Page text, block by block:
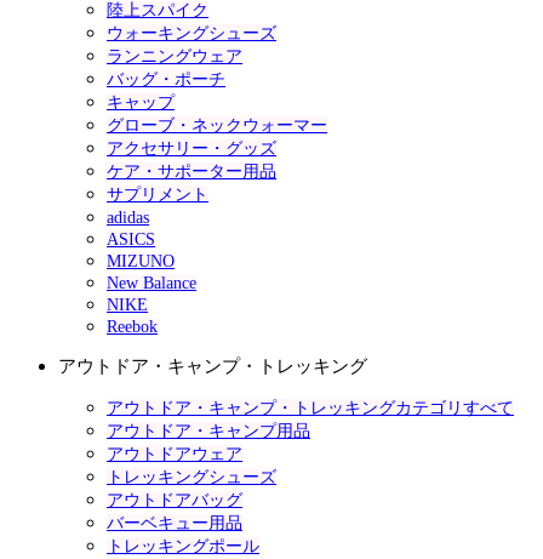
陸上スパイク
ウォーキングシューズ
ランニングウェア
バッグ・ポーチ
キャップ
グローブ・ネックウォーマー
アクセサリー・グッズ
ケア・サポーター用品
サプリメント
adidas
ASICS
MIZUNO
New Balance
NIKE
Reebok
アウトドア・キャンプ・トレッキング
アウトドア・キャンプ・トレッキングカテゴリすべて
アウトドア・キャンプ用品
アウトドアウェア
トレッキングシューズ
アウトドアバッグ
バーベキュー用品
トレッキングポール